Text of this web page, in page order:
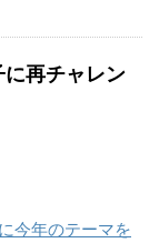
再チャレン
今年のテーマを